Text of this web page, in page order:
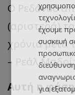
Ο Ρεδόνδο
(αριστερά)
χρόνια μετά
– Ρεάλ
Αυτή η φάση
έχουμε
συσκευή
για